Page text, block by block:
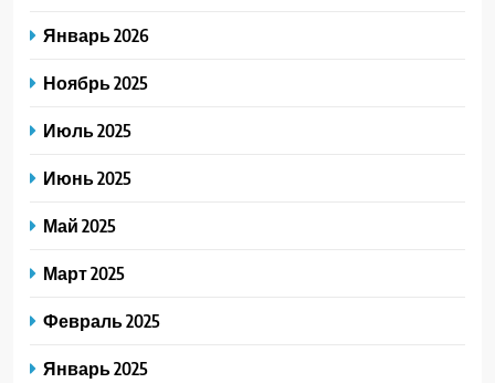
Январь 2026
Ноябрь 2025
Июль 2025
Июнь 2025
Май 2025
Март 2025
Февраль 2025
Январь 2025